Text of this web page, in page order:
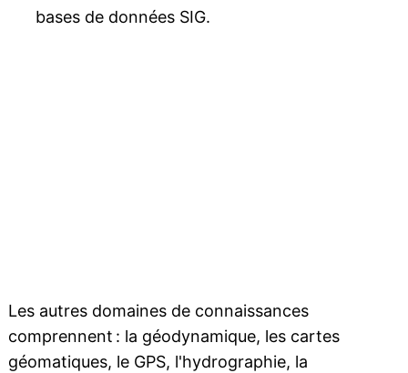
bases de données SIG.
Les autres domaines de connaissances
comprennent : la géodynamique, les cartes
géomatiques, le GPS, l'hydrographie, la